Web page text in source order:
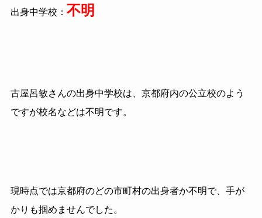
出身中学校： 不明
古屋呂敏さんの出身中学校は、京都府内の公立校のよう
ですが校名などは不明です。
現時点では京都府のどの市町村の出身者か不明で、手が
かりも掴めませんでした。